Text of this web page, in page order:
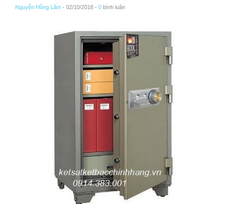
Nguyễn Hồng Lâm - 02/10/2018 - 0 bình luận